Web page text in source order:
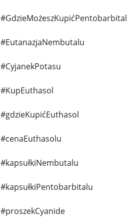
#GdzieMożeszKupićPentobarbital
#EutanazjaNembutalu
#CyjanekPotasu
#KupEuthasol
#gdzieKupićEuthasol
#cenaEuthasolu
#kapsułkiNembutalu
#kapsułkiPentobarbitalu
#proszekCyanide